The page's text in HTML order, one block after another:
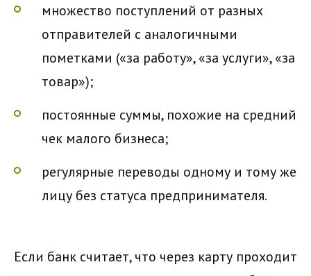
множество поступлений от разных
отправителей с аналогичными
пометками («за работу», «за услуги», «за
товар»);
постоянные суммы, похожие на средний
чек малого бизнеса;
регулярные переводы одному и тому же
лицу без статуса предпринимателя.
Если банк считает, что через карту проходит